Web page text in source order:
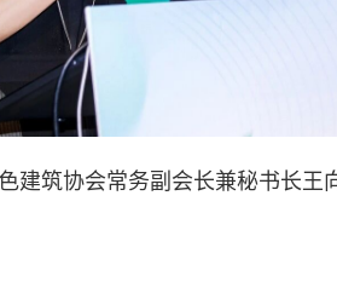
建筑协会常务副会长兼秘书长王